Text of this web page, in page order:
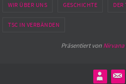
WIR ÜBER UNS GESCHICHTE DER
TSC IN VERBÄNDEN
Präsentiert von Nirvana